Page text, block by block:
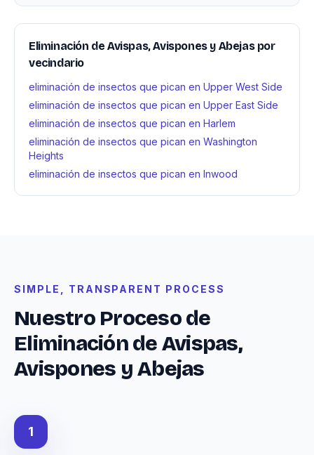
Eliminación de Avispas, Avispones y Abejas por
vecindario
eliminación de insectos que pican en Upper West Side
eliminación de insectos que pican en Upper East Side
eliminación de insectos que pican en Harlem
eliminación de insectos que pican en Washington
Heights
eliminación de insectos que pican en Inwood
SIMPLE, TRANSPARENT PROCESS
Nuestro Proceso de
Eliminación de Avispas,
Avispones y Abejas
1